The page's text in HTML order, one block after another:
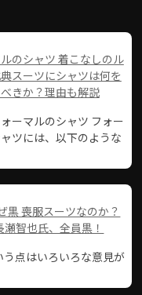
のシャツ 着こなしのル
スーツにシャツは何を
きか？理由も解説
ーマルのシャツ フォー
ツには、以下のような
黒 喪服スーツなのか？
智也氏、全員黒！
点はいろいろな意見が